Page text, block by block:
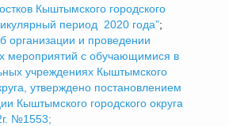
Кыштымского городского
период 2020 года”;
организации и проведении
мероприятий с обучающимися в
учреждениях Кыштымского
утверждено постановлением
Кыштымского городского округа
№1553;